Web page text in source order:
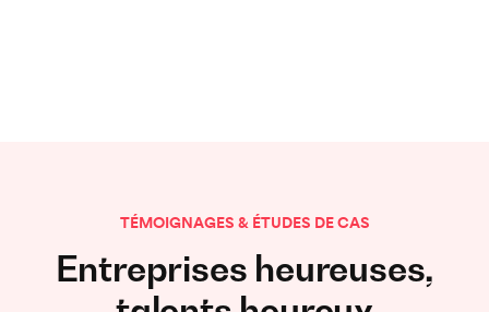
TÉMOIGNAGES & ÉTUDES DE CAS
Entreprises heureuses,